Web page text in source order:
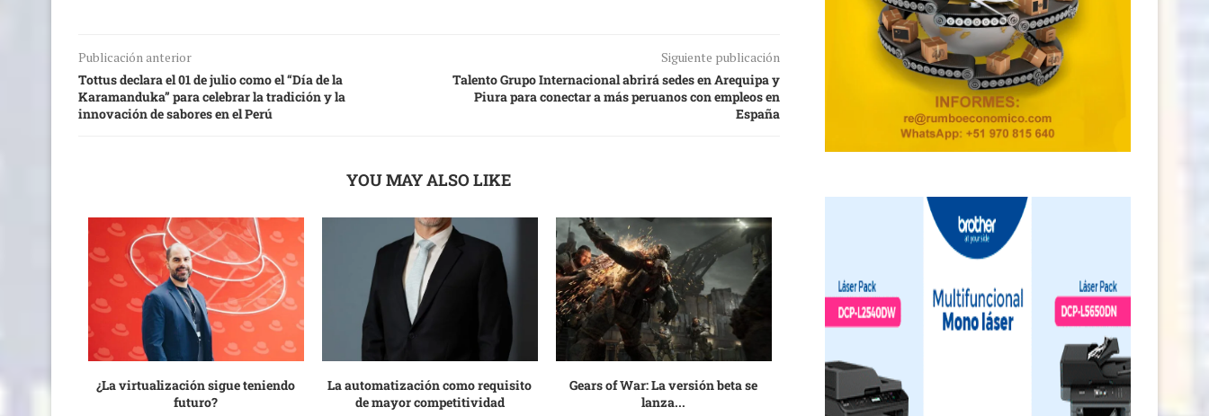
Publicación anterior
Tottus declara el 01 de julio como el “Día de la
Karamanduka” para celebrar la tradición y la
innovación de sabores en el Perú
Siguiente publicación
Talento Grupo Internacional abrirá sedes en Arequipa y
Piura para conectar a más peruanos con empleos en
España
YOU MAY ALSO LIKE
¿La virtualización sigue teniendo
futuro?
La automatización como requisito
de mayor competitividad
Gears of War: La versión beta se
lanza...
El fin de la “disrupción”: las Fintech
en...
GeForce NOW zarpa con
Exile: Curse...